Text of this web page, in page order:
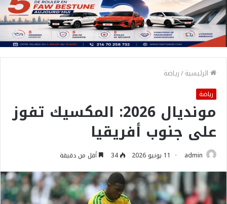
الرئيسية/رياضة
رياضة
مونديال 2026: المكسيك تفوز
على جنوب أفريقيا
admin 11 يونيو 2026 34 أقل من دقيقة